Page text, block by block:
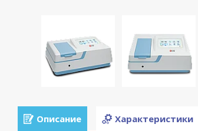
Описание Характеристики